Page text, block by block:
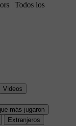
| Todos los
Videos
más jugaron
Extranjeros